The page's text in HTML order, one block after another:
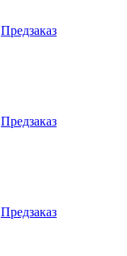
Предзаказ
Предзаказ
Предзаказ